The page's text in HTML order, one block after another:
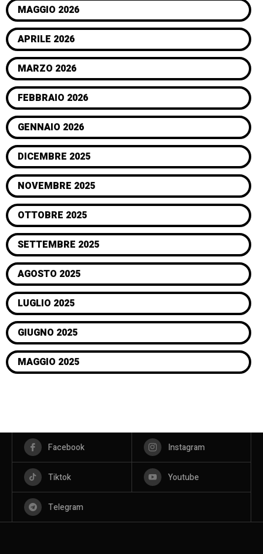
MAGGIO 2026
APRILE 2026
MARZO 2026
FEBBRAIO 2026
GENNAIO 2026
DICEMBRE 2025
NOVEMBRE 2025
OTTOBRE 2025
SETTEMBRE 2025
AGOSTO 2025
LUGLIO 2025
GIUGNO 2025
MAGGIO 2025
Facebook Instagram
Tiktok Youtube
Telegram